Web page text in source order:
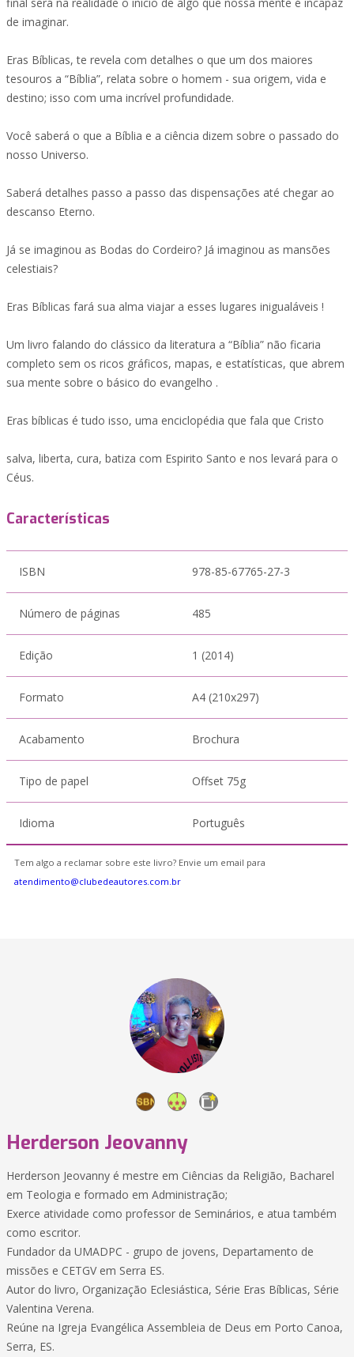
de imaginar.
Eras Bíblicas, te revela com detalhes o que um dos maiores
tesouros a “Bíblia”, relata sobre o homem - sua origem, vida e
destino; isso com uma incrível profundidade.
Você saberá o que a Bíblia e a ciência dizem sobre o passado do
nosso Universo.
Saberá detalhes passo a passo das dispensações até chegar ao
descanso Eterno.
Já se imaginou as Bodas do Cordeiro? Já imaginou as mansões
celestiais?
Eras Bíblicas fará sua alma viajar a esses lugares inigualáveis !
Um livro falando do clássico da literatura a “Bíblia” não ficaria
completo sem os ricos gráficos, mapas, e estatísticas, que abrem
sua mente sobre o básico do evangelho .
Eras bíblicas é tudo isso, uma enciclopédia que fala que Cristo
salva, liberta, cura, batiza com Espirito Santo e nos levará para o
Céus.
Características
ISBN 978-85-67765-27-3
Número de páginas 485
Edição 1 (2014)
Formato A4 (210x297)
Acabamento Brochura
Tipo de papel Offset 75g
Idioma Português
Tem algo a reclamar sobre este livro? Envie um email para
atendimento@clubedeautores.com.br
Herderson Jeovanny
Herderson Jeovanny é mestre em Ciências da Religião, Bacharel
em Teologia e formado em Administração;
Exerce atividade como professor de Seminários, e atua também
como escritor.
Fundador da UMADPC - grupo de jovens, Departamento de
missões e CETGV em Serra ES.
Autor do livro, Organização Eclesiástica, Série Eras Bíblicas, Série
Valentina Verena.
Reúne na Igreja Evangélica Assembleia de Deus em Porto Canoa,
Serra, ES.